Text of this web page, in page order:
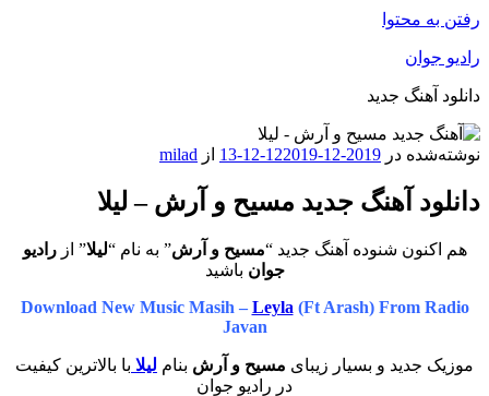
رفتن به محتوا
رادیو جوان
دانلود آهنگ جدید
نوشته‌شده در 2019-12-12
2019-12-13 از milad
دانلود آهنگ جدید مسیح و آرش – لیلا
هم اکنون شنوده آهنگ جدید “مسیح و آرش” به نام “لیلا” ازرادیو
جوان باشید
Download New Music Masih – Leyla (Ft Arash) From Radio
Javan
موزیک جدید و بسیار زیبای مسیح و آرش بنام لیلا با بالاترین کیفیت
در رادیو جوان